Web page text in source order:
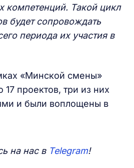
компетенций. Такой цикл
будет сопровождать
периода их участия в
«Минской смены»
17 проектов, три из них
и были воплощены в
на нас в Telegram!